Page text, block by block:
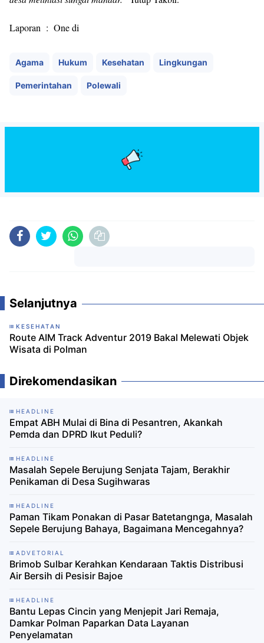
Laporan : One di
Agama Hukum Kesehatan Lingkungan
Pemerintahan Polewali
Selanjutnya
KESEHATAN
Route AIM Track Adventur 2019 Bakal Melewati Objek
Wisata di Polman
Direkomendasikan
HEADLINE
Empat ABH Mulai di Bina di Pesantren, Akankah
Pemda dan DPRD Ikut Peduli?
HEADLINE
Masalah Sepele Berujung Senjata Tajam, Berakhir
Penikaman di Desa Sugihwaras
HEADLINE
Paman Tikam Ponakan di Pasar Batetangnga, Masalah
Sepele Berujung Bahaya, Bagaimana Mencegahnya?
ADVETORIAL
Brimob Sulbar Kerahkan Kendaraan Taktis Distribusi
Air Bersih di Pesisir Bajoe
HEADLINE
Bantu Lepas Cincin yang Menjepit Jari Remaja,
Damkar Polman Paparkan Data Layanan
Penyelamatan